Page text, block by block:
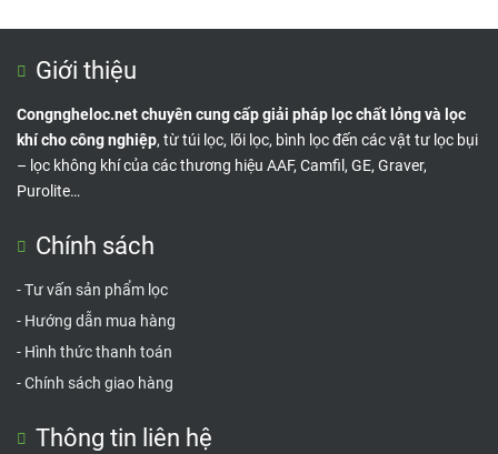
Giới thiệu
Congngheloc.net chuyên cung cấp giải pháp lọc chất lỏng và lọc
khí cho công nghiệp, từ túi lọc, lõi lọc, bình lọc đến các vật tư lọc bụi
– lọc không khí của các thương hiệu AAF, Camfil, GE, Graver,
Purolite…
Chính sách
-Tư vấn sản phẩm lọc
- Hướng dẫn mua hàng
- Hình thức thanh toán
-Chính sách giao hàng
Thông tin liên hệ